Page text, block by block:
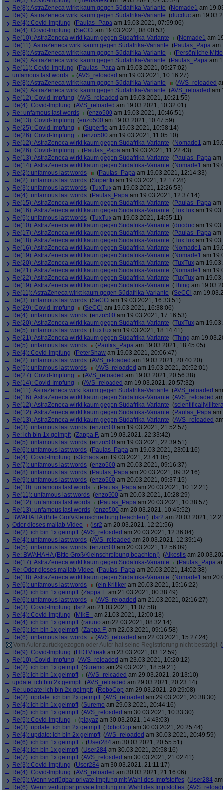
Re(8): AstraZeneca wirkt kaum gegen Südafrika-Variante (Nomade1 am
Re(9): AstraZeneca wirkt kaum gegen Südafrika-Variante (ducduc am
Re(4): Covid-Impfung (Paulas_Papa am 19.03.2021, 07:59:06)
Re(4): Covid-Impfung (SeCCi am 19.03.2021, 08:00:53)
Re(10): AstraZeneca wirkt kaum gegen Südafrika-Variante
(Nomade1 am
Re(11): AstraZeneca wirkt kaum gegen Südafrika-Variante (Paulas_Papa am
Re(8): AstraZeneca wirkt kaum gegen Südafrika-Variante
(Persönliche
Re(9): AstraZeneca wirkt kaum gegen Südafrika-Variante (Paulas_Papa am
Re(11): Covid-Impfung (Paulas_Papa am 19.03.2021, 09:27:02)
unfamous last words
(AVS_reloaded am 19.03.2021, 10:16:27)
Re(8): AstraZeneca wirkt kaum gegen Südafrika-Variante
(AVS_reloaded
Re(9): AstraZeneca wirkt kaum gegen Südafrika-Variante (AVS_reloaded am
Re(12): Covid-Impfung (AVS_reloaded am 19.03.2021, 10:21:55)
Re(4): Covid-Impfung (AVS_reloaded am 19.03.2021, 10:32:01)
Re: unfamous last words
(enzo500 am 19.03.2021, 10:46:51)
Re(13): Covid-Impfung (enzo500 am 19.03.2021, 10:47:59)
Re(25): Covid-Impfung
(Superflo am 19.03.2021, 10:58:14)
Re(26): Covid-Impfung
(enzo500 am 19.03.2021, 11:05:10)
Re(12): AstraZeneca wirkt kaum gegen Südafrika-Variante (Nomade1 am
Re(26): Covid-Impfung
(Paulas_Papa am 19.03.2021, 11:22:43)
Re(13): AstraZeneca wirkt kaum gegen Südafrika-Variante (Paulas_Papa am
Re(14): AstraZeneca wirkt kaum gegen Südafrika-Variante (Nomade1 am
Re(2): unfamous last words
(Paulas_Papa am 19.03.2021, 12:14:33)
Re(2): unfamous last words (Superflo am 19.03.2021, 12:17:28)
Re(3): unfamous last words (TuxTux am 19.03.2021, 12:26:53)
Re(4): unfamous last words (Paulas_Papa am 19.03.2021, 12:37:14)
Re(15): AstraZeneca wirkt kaum gegen Südafrika-Variante (Paulas_Papa am
Re(16): AstraZeneca wirkt kaum gegen Südafrika-Variante (TuxTux am
Re(5): unfamous last words (TuxTux am 19.03.2021, 14:55:11)
Re(10): AstraZeneca wirkt kaum gegen Südafrika-Variante (ducduc am
Re(17): AstraZeneca wirkt kaum gegen Südafrika-Variante (Paulas_Papa am
Re(18): AstraZeneca wirkt kaum gegen Südafrika-Variante (TuxTux am
Re(16): AstraZeneca wirkt kaum gegen Südafrika-Variante (Nomade1 am
Re(19): AstraZeneca wirkt kaum gegen Südafrika-Variante (Nomade1 am
Re(20): AstraZeneca wirkt kaum gegen Südafrika-Variante (TuxTux am
Re(21): AstraZeneca wirkt kaum gegen Südafrika-Variante (Nomade1 am
Re(22): AstraZeneca wirkt kaum gegen Südafrika-Variante (TuxTux am
Re(19): AstraZeneca wirkt kaum gegen Südafrika-Variante (Thing am
Re(11): AstraZeneca wirkt kaum gegen Südafrika-Variante (SeCCi am
Re(3): unfamous last words (SeCCi am 19.03.2021, 16:33:51)
Re(29): Covid-Impfung
(SeCCi am 19.03.2021, 16:38:06)
Re(4): unfamous last words (enzo500 am 19.03.2021, 17:16:53)
Re(20): AstraZeneca wirkt kaum gegen Südafrika-Variante (TuxTux am
Re(5): unfamous last words (TuxTux am 19.03.2021, 18:14:41)
Re(21): AstraZeneca wirkt kaum gegen Südafrika-Variante (Thing am
Re(5): unfamous last words
(Paulas_Papa am 19.03.2021, 18:45:05)
Re(4): Covid-Impfung (PeterShaw am 19.03.2021, 20:06:47)
Re(2): unfamous last words (AVS_reloaded am 19.03.2021, 20:40:20)
Re(5): unfamous last words
(AVS_reloaded am 19.03.2021, 20:52:01)
Re(27): Covid-Impfung
(AVS_reloaded am 19.03.2021, 20:56:38)
Re(14): Covid-Impfung
(AVS_reloaded am 19.03.2021, 20:57:32)
Re(11): AstraZeneca wirkt kaum gegen Südafrika-Variante (AVS_reloaded
Re(16): AstraZeneca wirkt kaum gegen Südafrika-Variante (AVS_reloaded
Re(12): AstraZeneca wirkt kaum gegen Südafrika-Variante (
Re(12): AstraZeneca wirkt kaum gegen Südafrika-Variante (Paulas_Papa am
Re(13): AstraZeneca wirkt kaum gegen Südafrika-Variante (AVS_reloaded
Re(3): unfamous last words (enzo500 am 19.03.2021, 21:52:57)
Re: ich bin 1x geimpft (Zappa F. am 19.03.2021, 22:33:42)
Re(5): unfamous last words (enzo500 am 19.03.2021, 22:39:51)
Re(6): unfamous last words (Paulas_Papa am 19.03.2021, 23:01:16)
Re(4): Covid-Impfung (s3chaos am 19.03.2021, 23:41:05)
Re(7): unfamous last words (enzo500 am 20.03.2021, 09:16:37)
Re(8): unfamous last words (Paulas_Papa am 20.03.2021, 09:32:16)
Re(9): unfamous last words (enzo500 am 20.03.2021, 09:37:15)
Re(10): unfamous last words
(Paulas_Papa am 20.03.2021, 10:12:21)
Re(11): unfamous last words (enzo500 am 20.03.2021, 10:28:29)
Re(12): unfamous last words
(Paulas_Papa am 20.03.2021, 10:38:57)
Re(13): unfamous last words (enzo500 am 20.03.2021, 10:45:52)
BWAHAHA (Bitte Groß/Kleinschreibung beachten!) ( lsr2 am 20.03.2021,
Oder dieses mailab Video
( lsr2 am 20.03.2021, 12:21:56)
Re(2): ich bin 1x geimpft (AVS_reloaded am 20.03.2021, 12:36:04)
Re(4): unfamous last words (AVS_reloaded am 20.03.2021, 12:39:14)
Re(5): unfamous last words (enzo500 am 20.03.2021, 12:56:09)
Re: BWAHAHA (Bitte Groß/Kleinschreibung beachten!) (Alkestis am
Re(17): AstraZeneca wirkt kaum gegen Südafrika-Variante
(Paulas_Papa
Re: Oder dieses mailab Video (Paulas_Papa am 20.03.2021, 14:02:38)
Re(18): AstraZeneca wirkt kaum gegen Südafrika-Variante (Nomade1 am
Re(6): unfamous last words
(ein Kritiker am 20.03.2021, 15:16:22)
Re(3): ich bin 1x geimpft (Zappa F. am 21.03.2021, 00:38:49)
Re(6): unfamous last words
(AVS_reloaded am 21.03.2021, 02:16:27)
Re(3): Covid-Impfung ( lsr2 am 21.03.2021, 11:07:58)
Re(4): Covid-Impfung (MikE_
am 21.03.2021, 12:00:18)
Re(4): ich bin 1x geimpft (raiuno am 22.03.2021, 08:32:14)
Re(5): ich bin 1x geimpft (Zappa F. am 22.03.2021, 09:16:58)
Re(6): unfamous last words
(AVS_reloaded am 22.03.2021, 15:27:24)
Vom Autor zurückgezogen oder Autor hat seine Registrierung nicht bestätigt (
Re(9): Covid-Impfung (HDTVfreak am 23.03.2021, 03:12:59)
Re(10): Covid-Impfung (AVS_reloaded am 23.03.2021, 10:20:12)
Re(2): ich bin 1x geimpft (Suremo am 29.03.2021, 18:59:21)
Re(3): ich bin 1x geimpft
(AVS_reloaded am 29.03.2021, 20:13:10)
update: ich bin 2x geimpft (AVS_reloaded am 29.03.2021, 20:23:14)
Re: update: ich bin 2x geimpft (RoboCop am 29.03.2021, 20:29:08)
Re(2): update: ich bin 2x geimpft (AVS_reloaded am 29.03.2021, 20:38:30)
Re(4): ich bin 1x geimpft (Suremo am 29.03.2021, 20:44:16)
Re(5): ich bin 1x geimpft (AVS_reloaded am 30.03.2021, 10:33:30)
Re(5): Covid-Impfung
(playaz am 30.03.2021, 14:43:03)
Re(3): update: ich bin 2x geimpft (RoboCop am 30.03.2021, 20:25:44)
Re(4): update: ich bin 2x geimpft (AVS_reloaded am 30.03.2021, 20:49:59)
Re(6): ich bin 1x geimpft
(User284 am 30.03.2021, 20:55:51)
Re(4): ich bin 1x geimpft (User284 am 30.03.2021, 20:58:16)
Re(7): ich bin 1x geimpft (AVS_reloaded am 30.03.2021, 21:02:41)
Re(3): Covid-Impfung (User284 am 30.03.2021, 21:11:17)
Re(4): Covid-Impfung (AVS_reloaded am 30.03.2021, 21:16:06)
Re(5): Wenn verfügbar private Impfung mit Wahl des Impfstoffes (User284
Re(6): Wenn verfügbar private Impfung mit Wahl des Impfstoffes (